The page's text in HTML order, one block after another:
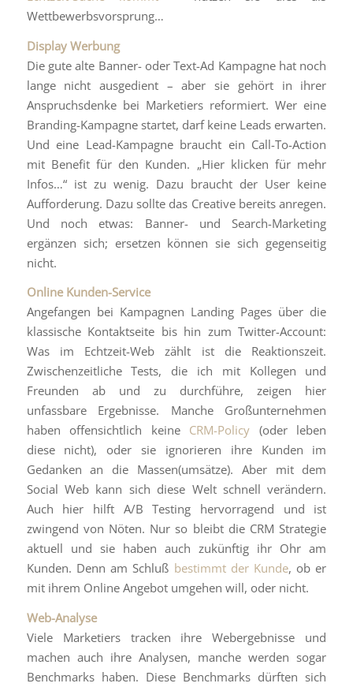
Wettbewerbsvorsprung…
Display Werbung
Die gute alte Banner- oder Text-Ad Kampagne hat noch
lange nicht ausgedient – aber sie gehört in ihrer
Anspruchsdenke bei Marketiers reformiert. Wer eine
Branding-Kampagne startet, darf keine Leads erwarten.
Und eine Lead-Kampagne braucht ein Call-To-Action
mit Benefit für den Kunden. „Hier klicken für mehr
Infos…“ ist zu wenig. Dazu braucht der User keine
Aufforderung. Dazu sollte das Creative bereits anregen.
Und noch etwas: Banner- und Search-Marketing
ergänzen sich; ersetzen können sie sich gegenseitig
nicht.
Online Kunden-Service
Angefangen bei Kampagnen Landing Pages über die
klassische Kontaktseite bis hin zum Twitter-Account:
Was im Echtzeit-Web zählt ist die Reaktionszeit.
Zwischenzeitliche Tests, die ich mit Kollegen und
Freunden ab und zu durchführe, zeigen hier
unfassbare Ergebnisse. Manche Großunternehmen
haben offensichtlich keine CRM-Policy (oder leben
diese nicht), oder sie ignorieren ihre Kunden im
Gedanken an die Massen(umsätze). Aber mit dem
Social Web kann sich diese Welt schnell verändern.
Auch hier hilft A/B Testing hervorragend und ist
zwingend von Nöten. Nur so bleibt die CRM Strategie
aktuell und sie haben auch zukünftig ihr Ohr am
Kunden. Denn am Schluß bestimmt der Kunde, ob er
mit ihrem Online Angebot umgehen will, oder nicht.
Web-Analyse
Viele Marketiers tracken ihre Webergebnisse und
machen auch ihre Analysen, manche werden sogar
Benchmarks haben. Diese Benchmarks dürften sich